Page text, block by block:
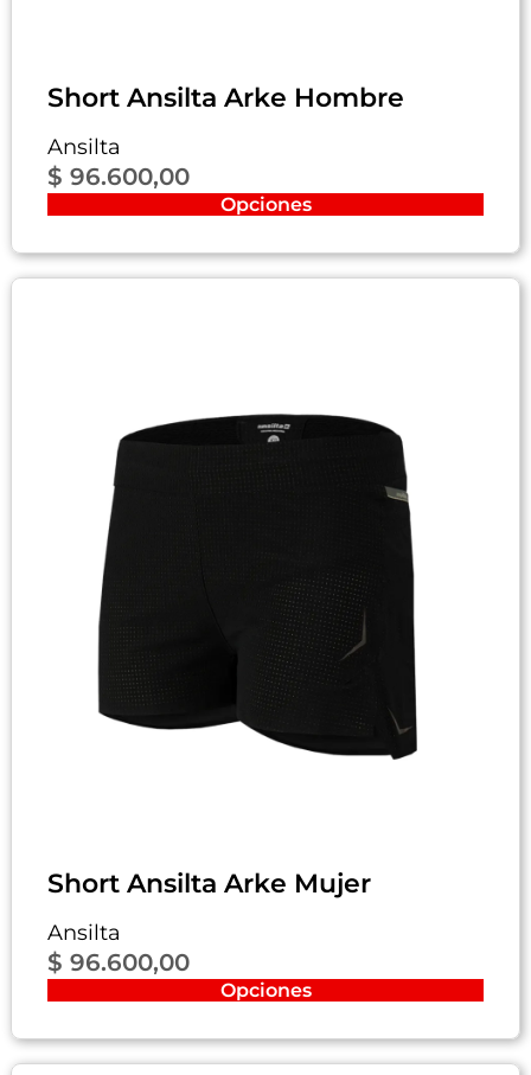
Short Ansilta Arke Hombre
Ansilta
$ 96.600,00
Opciones
Short Ansilta Arke Mujer
Ansilta
$ 96.600,00
Opciones